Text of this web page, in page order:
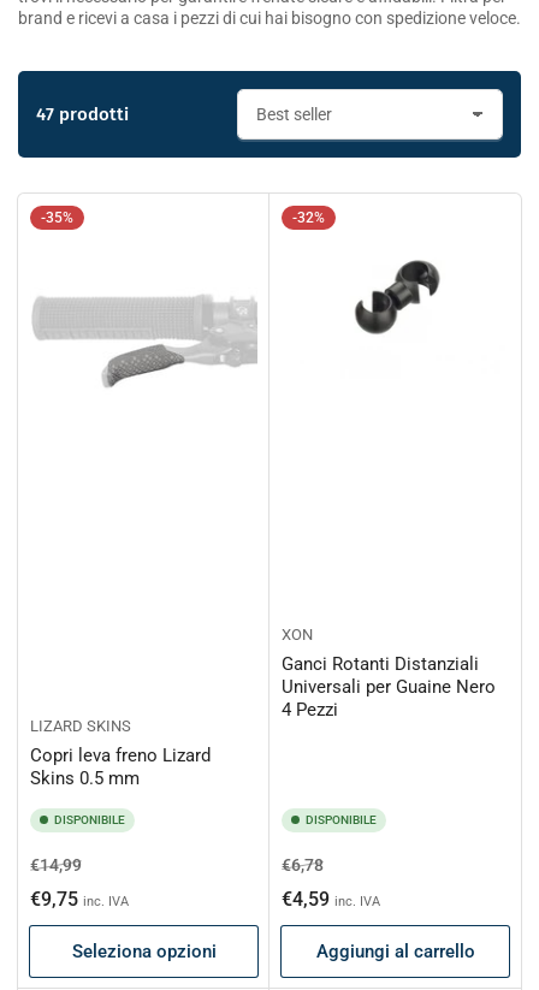
brand e ricevi a casa i pezzi di cui hai bisogno con spedizione veloce.
r
i
r
:
47 prodotti
-35%
LIZARD SKINS
Copri leva freno Lizard
Skins 0.5 mm
DISPONIBILE
Prezzo
di
listino
€14,99Prezzo
scontato
€9,75 inc. IVA
Seleziona opzioni
-32%
XON
Ganci Rotanti Distanziali
Universali per Guaine Nero
4 Pezzi
DISPONIBILE
Prezzo
di
listino
€6,78Prezzo
scontato
€4,59 inc. IVA
Aggiungi al carrello